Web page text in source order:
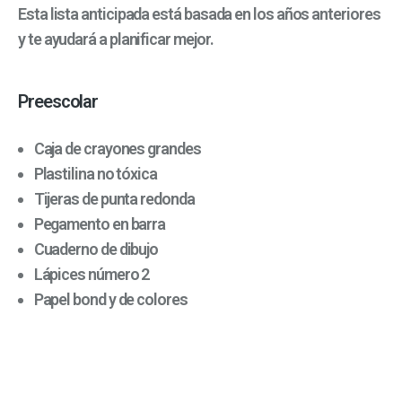
Esta lista anticipada está basada en los años anteriores
y te ayudará a planificar mejor.
Preescolar
Caja de crayones grandes
Plastilina no tóxica
Tijeras de punta redonda
Pegamento en barra
Cuaderno de dibujo
Lápices número 2
Papel bond y de colores